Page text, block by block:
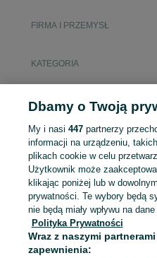
FIRMA I PRZEMYSŁ
KATEGORIA
kontener 10 stróżówka
Mapa kategorii
Mapa miejscowości
Mapa ministron
Popularne wyszukiwania
Dbamy o Twoją
My i nasi 447partnerzy
informacji na urządzeniu,
plikach cookie w celu
Użytkownik może
klikając poniżej lub w
prywatności. Te wybory będą
nie będą miały wpływu na
Polityka Prywatności
Wraz z naszymi
zapewnienia: